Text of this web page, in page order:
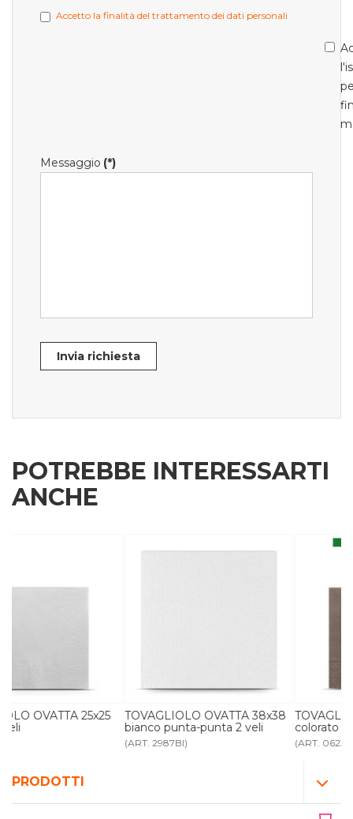
PRODOTTI
Accetto la finalità del trattamento dei dati personali
Messaggio (*)
Invia richiesta
POTREBBE INTERESSARTI
ANCHE
TOVAGLIOLO OVATTA 38x38
bianco punta-punta 2 veli
TOVAGLIOLO OVATTA 25x25
colorato 2 veli
(ART. 0623)